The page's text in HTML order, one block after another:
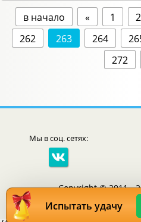
в начало « 1 2
262
263 264
272
Мы в соц. сетях:
Copyright © 2011 -
Испытать удачу